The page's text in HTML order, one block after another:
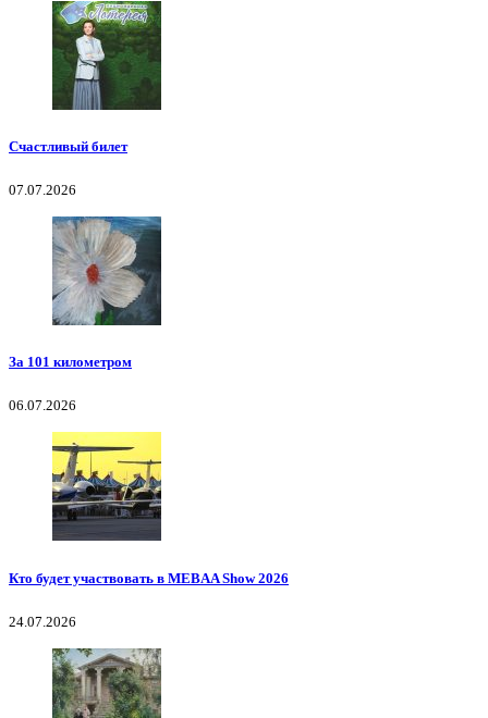
Счастливый билет
07.07.2026
За 101 километром
06.07.2026
Кто будет участвовать в MEBAA Show 2026
24.07.2026